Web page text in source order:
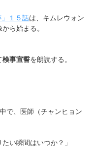
１５話は、キムレウォン
ら始まる。
検事宣誓を朗読する。
で、医師（チャンヒョン
い瞬間はいつか？」